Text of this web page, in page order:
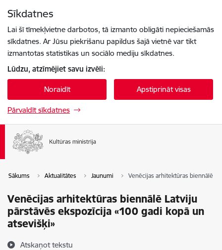
Sīkdatnes
Lai šī tīmekļvietne darbotos, tā izmanto obligāti nepieciešamās
sīkdatnes. Ar Jūsu piekrišanu papildus šajā vietnē var tikt
izmantotas statistikas un sociālo mediju sīkdatnes.
Lūdzu, atzīmējiet savu izvēli:
Noraidīt Apstiprināt visas
Pārvaldīt sīkdatnes
Sākums Aktualitātes Jaunumi Venēcijas arhitektūras biennālē
Venēcijas arhitektūras biennālē Latviju
pārstāvēs ekspozīcija «100 gadi kopā un
atsevišķi»
Atskaņot tekstu